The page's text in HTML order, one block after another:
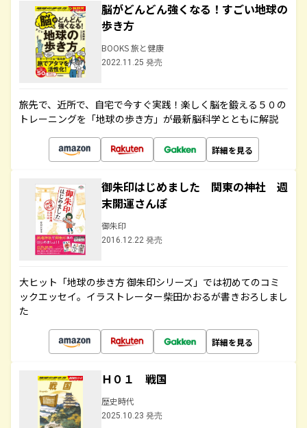
脳がどんどん強くなる！すごい地球の
歩き方
BOOKS 旅と健康
2022.11.25 発売
旅先で、近所で、自宅で今すぐ実践！楽しく脳を鍛える５０の
トレーニングを「地球の歩き方」が最新脳科学とともに解説
詳細を見る
御朱印はじめました 関東の神社 週
末開運さんぽ
御朱印
2016.12.22 発売
大ヒット「地球の歩き方 御朱印シリーズ」では初めてのコミ
ックエッセイ。イラストレーター柴田かおるが書きおろしまし
た
詳細を見る
Ｈ０１ 戦国
歴史時代
2025.10.23 発売